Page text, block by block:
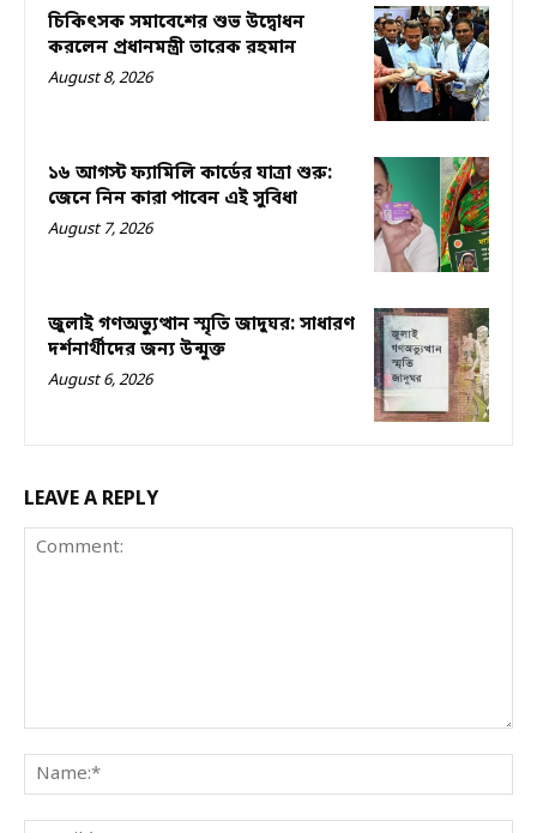
চিকিৎসক সমাবেশের শুভ উদ্বোধন
করলেন প্রধানমন্ত্রী তারেক রহমান
August 8, 2026
১৬ আগস্ট ফ্যামিলি কার্ডের যাত্রা শুরু:
জেনে নিন কারা পাবেন এই সুবিধা
August 7, 2026
জুলাই গণঅভ্যুত্থান স্মৃতি জাদুঘর: সাধারণ
দর্শনার্থীদের জন্য উন্মুক্ত
August 6, 2026
LEAVE A REPLY